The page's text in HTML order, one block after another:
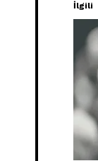
İlgili